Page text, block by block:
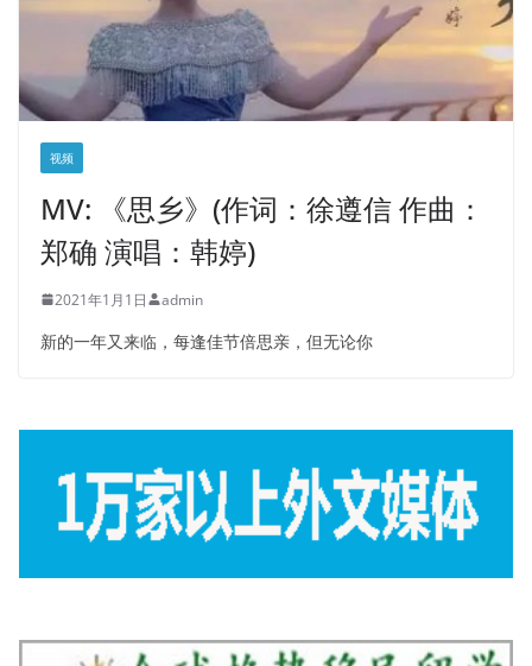
视频
MV: 《思乡》(作词：徐遵信 作曲：
郑确 演唱：韩婷)
2021年1月1日 admin
新的一年又来临，每逢佳节倍思亲，但无论你